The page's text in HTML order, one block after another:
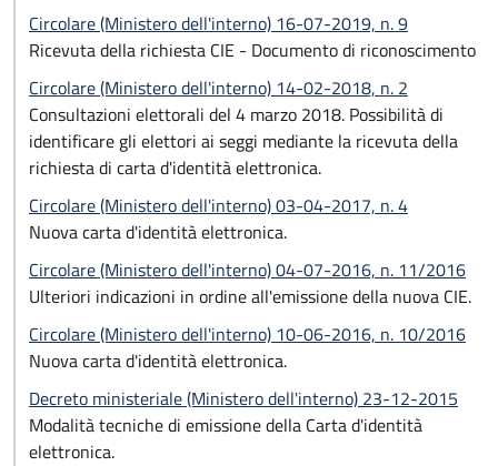
Circolare (Ministero dell'interno) 16-07-2019, n. 9
Ricevuta della richiesta CIE - Documento di riconoscimento
Circolare (Ministero dell'interno) 14-02-2018, n. 2
Consultazioni elettorali del 4 marzo 2018. Possibilità di
identificare gli elettori ai seggi mediante la ricevuta della
richiesta di carta d'identità elettronica.
Circolare (Ministero dell'interno) 03-04-2017, n. 4
Nuova carta d'identità elettronica.
Circolare (Ministero dell'interno) 04-07-2016, n. 11/2016
Ulteriori indicazioni in ordine all'emissione della nuova CIE.
Circolare (Ministero dell'interno) 10-06-2016, n. 10/2016
Nuova carta d'identità elettronica.
Decreto ministeriale (Ministero dell'interno) 23-12-2015
Modalità tecniche di emissione della Carta d'identità
elettronica.